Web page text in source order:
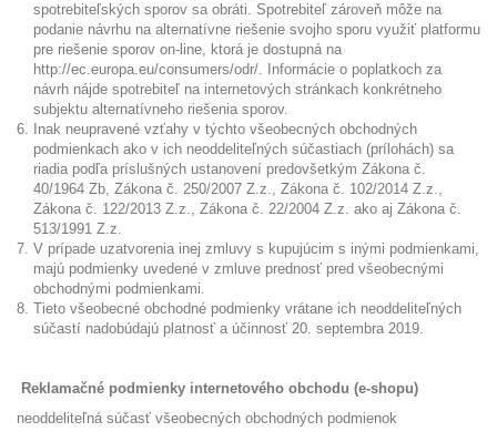
spotrebiteľských sporov sa obráti. Spotrebiteľ zároveň môže na
podanie návrhu na alternatívne riešenie svojho sporu využiť platformu
pre riešenie sporov on-line, ktorá je dostupná na
http://ec.europa.eu/consumers/odr/. Informácie o poplatkoch za
návrh nájde spotrebiteľ na internetových stránkach konkrétneho
subjektu alternatívneho riešenia sporov.
Inak neupravené vzťahy v týchto všeobecných obchodných
podmienkach ako v ich neoddeliteľných súčastiach (prílohách) sa
riadia podľa príslušných ustanovení predovšetkým Zákona č.
40/1964 Zb, Zákona č. 250/2007 Z.z., Zákona č. 102/2014 Z.z.,
Zákona č. 122/2013 Z.z., Zákona č. 22/2004 Z.z. ako aj Zákona č.
513/1991 Z.z.
V prípade uzatvorenia inej zmluvy s kupujúcim s inými podmienkami,
majú podmienky uvedené v zmluve prednosť pred všeobecnými
obchodnými podmienkami.
Tieto všeobecné obchodné podmienky vrátane ich neoddeliteľných
súčastí nadobúdajú platnosť a účinnosť 20. septembra 2019.
Reklamačné podmienky internetového obchodu (e-shopu)
neoddeliteľná súčasť všeobecných obchodných podmienok